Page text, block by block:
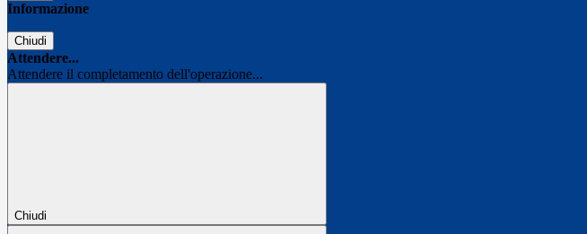
Informazione
Chiudi
Attendere...
Attendere il completamento dell'operazione...
Chiudi